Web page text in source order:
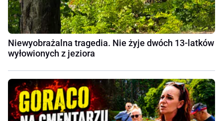
Niewyobrażalna tragedia. Nie żyje dwóch 13-latków
wyłowionych z jeziora